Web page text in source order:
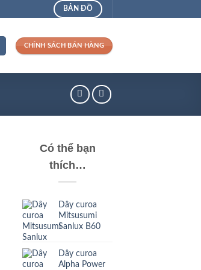
BẢN ĐỒ
CHÍNH SÁCH BÁN HÀNG
Có thể bạn
thích…
Dây curoa
Mitsusumi
Sanlux B60
Dây curoa
Alpha Power